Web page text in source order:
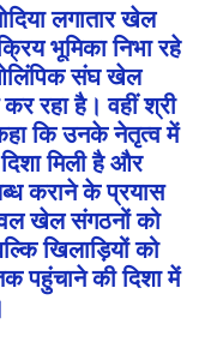
लगातार खेल
भूमिका निभा रहे
संघ खेल
रहा है। वहीं श्री
कहा कि उनके नेतृत्व में
मिली है और
कराने के प्रयास
खेल संगठनों को
खिलाड़ियों को
पहुंचाने की दिशा में